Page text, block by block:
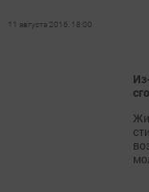
11 августа 2016, 18:00